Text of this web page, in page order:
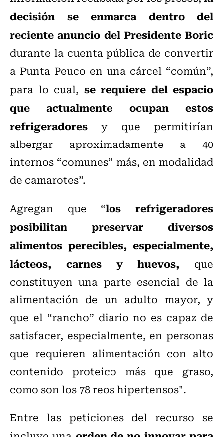
decisión se enmarca dentro del
reciente anuncio del Presidente Boric
durante la cuenta pública de convertir
a Punta Peuco en una cárcel “común”,
para lo cual, se requiere del espacio
que actualmente ocupan estos
refrigeradores y que permitirían
albergar aproximadamente a 40
internos “comunes” más, en modalidad
de camarotes”.
Agregan que “los refrigeradores
posibilitan preservar diversos
alimentos perecibles, especialmente,
lácteos, carnes y huevos, que
constituyen una parte esencial de la
alimentación de un adulto mayor, y
que el “rancho” diario no es capaz de
satisfacer, especialmente, en personas
que requieren alimentación con alto
contenido proteico más que graso,
como son los 78 reos hipertensos".
Entre las peticiones del recurso se